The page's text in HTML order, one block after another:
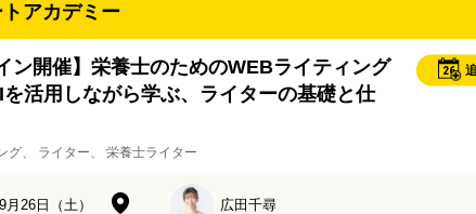
アカデミー
ン開催】栄養士のためのWEBライティング
活用しながら学ぶ、ライターの基礎と仕
グ ライター 栄養士ライター
26
月26日（土） 広田千尋